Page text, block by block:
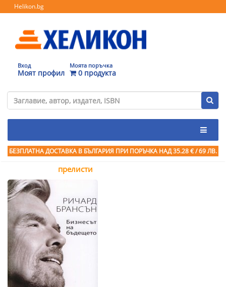
Helikon.bg
Вход
Моят профил
Моята поръчка
0 продукта
БЕЗПЛАТНА ДОСТАВКА В БЪЛГАРИЯ ПРИ ПОРЪЧКА НАД 35.28 € / 69 ЛВ.
прелисти